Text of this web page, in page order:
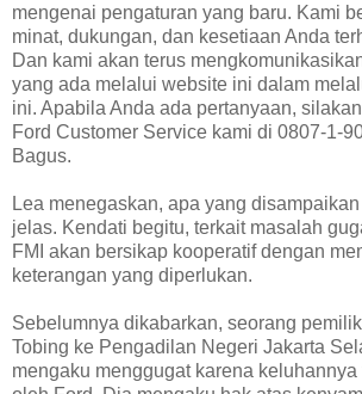
mengenai pengaturan yang baru. Kami
minat, dukungan, dan kesetiaan Anda
Dan kami akan terus
yang ada melalui website ini dalam
ini. Apabila Anda ada pertanyaan,
Ford Customer Service kami di 0807-1-
Bagus.
Lea menegaskan, apa yang
jelas. Kendati begitu, terkait masalah
FMI akan bersikap kooperatif dengan
keterangan yang diperlukan.
Sebelumnya dikabarkan, seorang
Tobing ke Pengadilan Negeri Jakarta
mengaku menggugat karena